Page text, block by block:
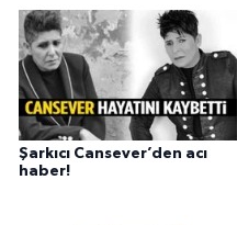
Şarkıcı Cansever’den acı
haber!